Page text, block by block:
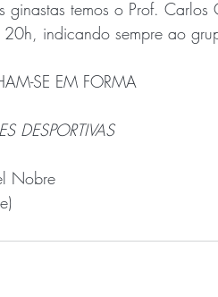
ginastas temos o Prof.
indicando sempre ao
SE EM FORMA
DESPORTIVAS
Nobre